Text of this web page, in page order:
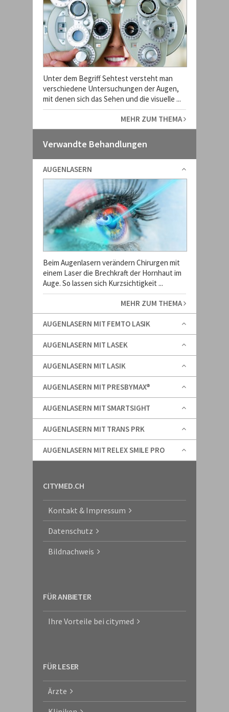
Unter dem Begriff Sehtest versteht man
verschiedene Untersuchungen der Augen,
mit denen sich das Sehen und die visuelle ...
MEHR ZUM THEMA
Verwandte Behandlungen
AUGENLASERN
Beim Augenlasern verändern Chirurgen mit
einem Laser die Brechkraft der Hornhaut im
Auge. So lassen sich Kurzsichtigkeit ...
MEHR ZUM THEMA
AUGENLASERN MIT FEMTO LASIK
AUGENLASERN MIT LASEK
AUGENLASERN MIT LASIK
AUGENLASERN MIT PRESBYMAX®
AUGENLASERN MIT SMARTSIGHT
AUGENLASERN MIT TRANS PRK
AUGENLASERN MIT RELEX SMILE PRO
CITYMED.CH
Kontakt & Impressum
Datenschutz
Bildnachweis
FÜR ANBIETER
Ihre Vorteile bei citymed
FÜR LESER
Ärzte